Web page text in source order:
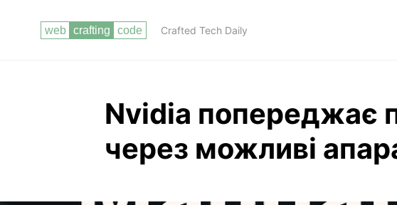
Crafted Tech Daily
Nvidia попереджає
через можливі
Читати